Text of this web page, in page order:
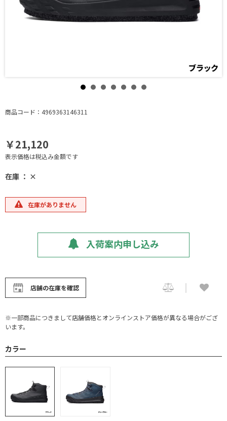
商品コード：4969363146311
￥21,120
表示価格は税込み金額です
在庫 ： ×
在庫がありません
入荷案内申し込み
店舗の在庫を確認
※一部商品につきまして店舗価格とオンラインストア価格が異なる場合がござ
います。
カラー